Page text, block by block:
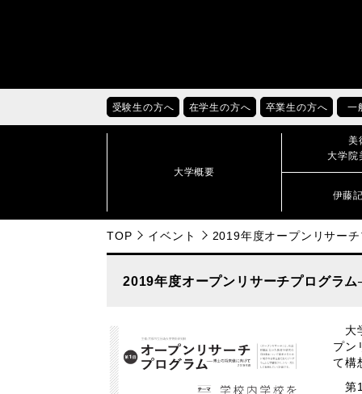
受験生の方へ 在学生の方へ 卒業生の方へ 一
大学概要
美
大学院
伊藤
TOP イベント 2019年度オープンリサー
2019年度オープンリサーチプログラ
大
プン
て構
第1